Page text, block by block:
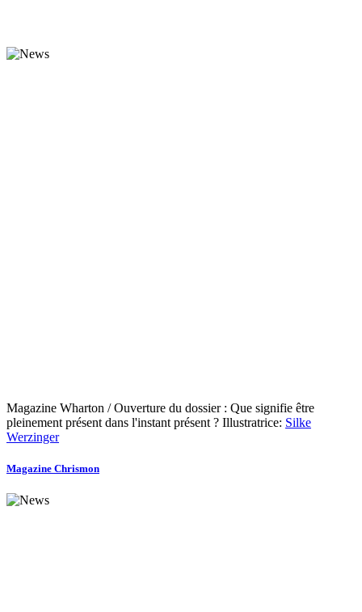
Magazine Wharton / Ouverture du dossier : Que signifie être
pleinement présent dans l'instant présent ? Illustratrice: Silke
Werzinger
Magazine Chrismon